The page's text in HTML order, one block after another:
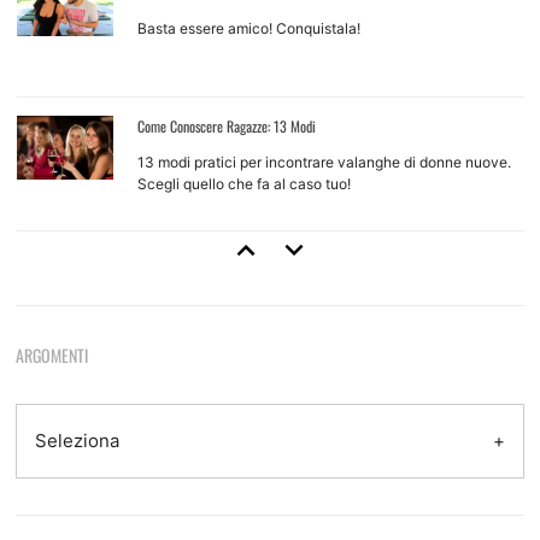
Basta essere amico! Conquistala!
Come Conoscere Ragazze: 13 Modi
13 modi pratici per incontrare valanghe di donne nuove.
Scegli quello che fa al caso tuo!
Come Approcciare Una Ragazza
ARGOMENTI
Seleziona